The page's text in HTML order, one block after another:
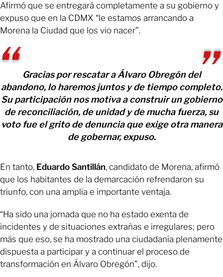
Afirmó que se entregará completamente a su gobierno y
expuso que en la CDMX “le estamos arrancando a
Morena la Ciudad que los vio nacer”.
Gracias por rescatar a Álvaro Obregón del
abandono, lo haremos juntos y de tiempo completo.
Su participación nos motiva a construir un gobierno
de reconciliación, de unidad y de mucha fuerza, su
voto fue el grito de denuncia que exige otra manera
de gobernar, expuso.
En tanto, Eduardo Santillán, candidato de Morena, afirmó
que los habitantes de la demarcación refrendaron su
triunfo, con una amplia e importante ventaja.
“Ha sido una jornada que no ha estado exenta de
incidentes y de situaciones extrañas e irregulares; pero
más que eso, se ha mostrado una ciudadanía plenamente
dispuesta a participar y a continuar el proceso de
transformación en Álvaro Obregón”, dijo.